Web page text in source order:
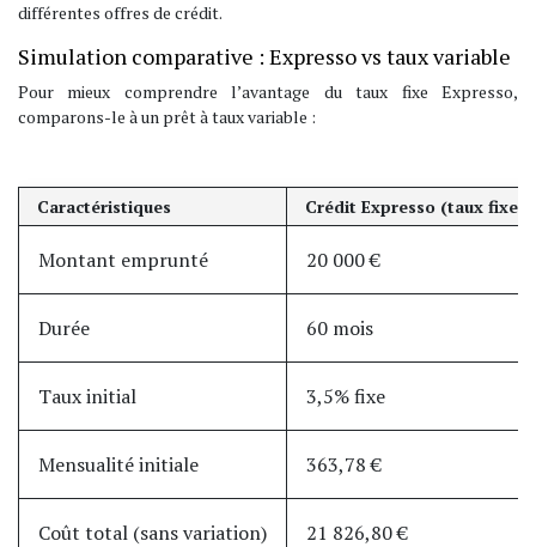
différentes offres de crédit.
Simulation comparative : Expresso vs taux variable
Pour mieux comprendre l’avantage du taux fixe Expresso,
comparons-le à un prêt à taux variable :
Caractéristiques Crédit Expresso (taux fixe)
Montant emprunté 20 000 €
Durée 60 mois
Taux initial 3,5% fixe
Mensualité initiale 363,78 €
Coût total (sans variation) 21 826,80 €